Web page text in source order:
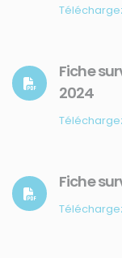
Fiche
2024
Fiche